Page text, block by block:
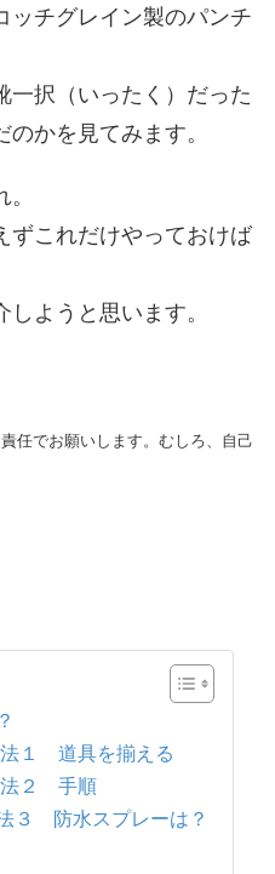
ッチグレイン製のパンチ
一択（いったく）だった
かを見てみます。
ずこれだけやっておけば
ようと思います。
任でお願いします。むしろ、自己
１ 道具を揃える
法２ 手順
３ 防水スプレーは？